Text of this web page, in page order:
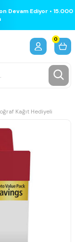
Devam Ediyor • 15.000
0
Kağıt Hediyeli